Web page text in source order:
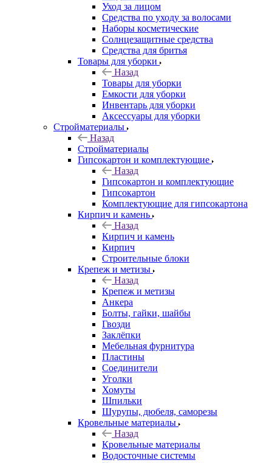
Уход за лицом
Средства по уходу за волосами
Наборы косметические
Солнцезащитные средства
Средства для бритья
Товары для уборки
Назад
Товары для уборки
Емкости для уборки
Инвентарь для уборки
Аксессуары для уборки
Стройматериалы
Назад
Стройматериалы
Гипсокартон и комплектующие
Назад
Гипсокартон и комплектующие
Гипсокартон
Комплектующие для гипсокартона
Кирпич и камень
Назад
Кирпич и камень
Кирпич
Строительные блоки
Крепеж и метизы
Назад
Крепеж и метизы
Анкера
Болты, гайки, шайбы
Гвозди
Заклёпки
Мебельная фурнитура
Пластины
Соединители
Уголки
Хомуты
Шпильки
Шурупы, дюбеля, саморезы
Кровельные материалы
Назад
Кровельные материалы
Водосточные системы